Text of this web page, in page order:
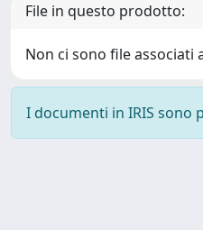
File in questo prodotto:
Non ci sono file associati
I documenti in IRIS